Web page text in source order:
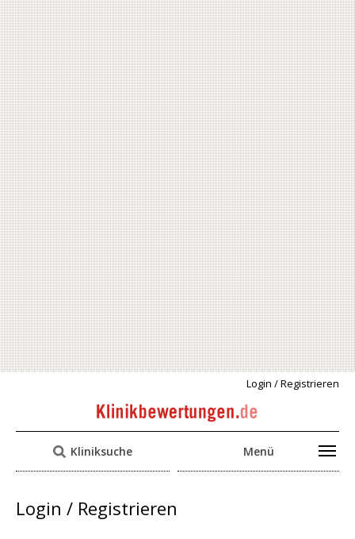
Login / Registrieren
Kliniksuche Menü
Login / Registrieren